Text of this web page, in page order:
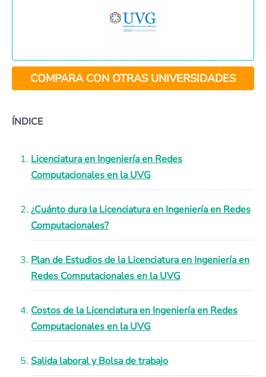
COMPARA CON OTRAS UNIVERSIDADES
ÍNDICE
Licenciatura en Ingeniería en Redes
Computacionales en la UVG
¿Cuánto dura la Licenciatura en Ingeniería en Redes
Computacionales?
Plan de Estudios de la Licenciatura en Ingeniería en
Redes Computacionales en la UVG
Costos de la Licenciatura en Ingeniería en Redes
Computacionales en la UVG
Salida laboral y Bolsa de trabajo